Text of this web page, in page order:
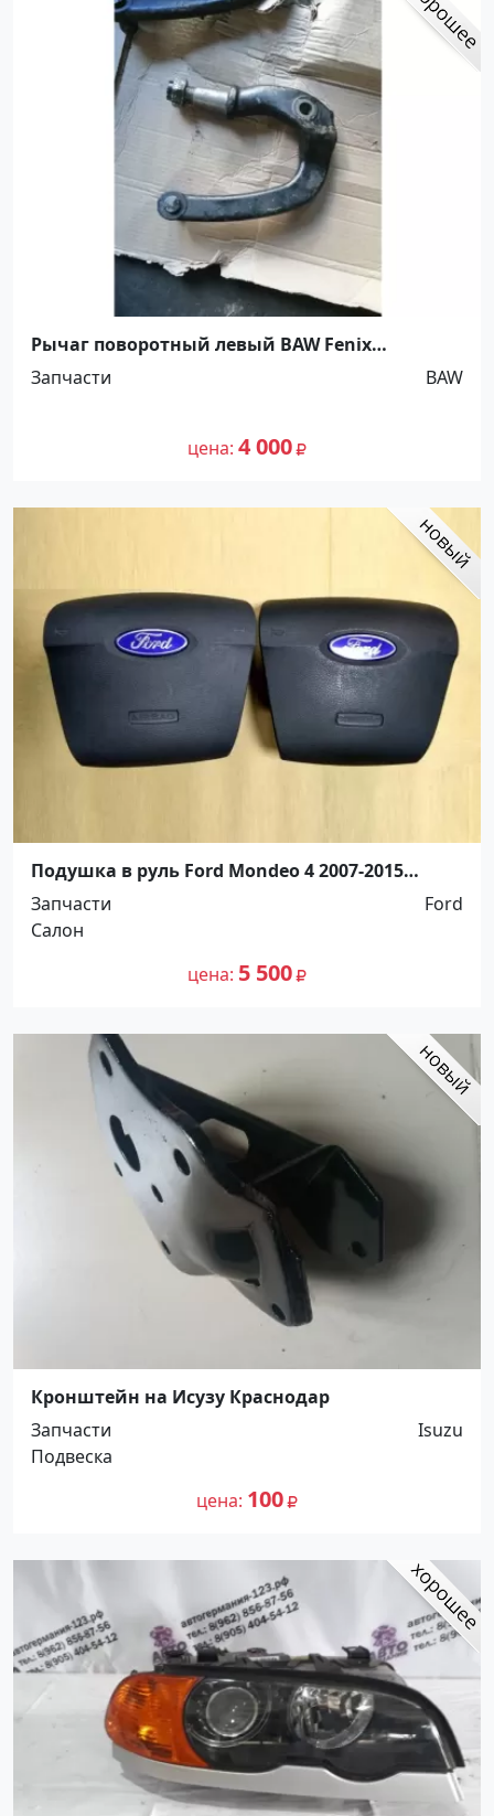
Рычаг поворотный левый BAW Fenix
YF30BQ41-01041 Краснодар
Запчасти BAW
цена 4 000
Подушка в руль Ford Mondeo 4 2007-2015
Краснодар
Запчасти
Ford
Салон
цена 5 500
Кронштейн на Исузу Краснодар
Запчасти
Isuzu
Подвеска
цена 100